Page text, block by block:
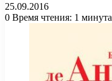
25.09.2016
0 Время чтения: 1 минута